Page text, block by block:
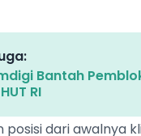
Bantah
RI
posisi dari awalnya